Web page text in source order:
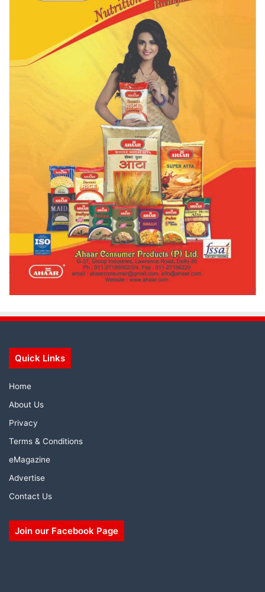
Quick Links
Home
About Us
Privacy
Terms & Conditions
eMagazine
Advertise
Contact Us
Join our Facebook Page